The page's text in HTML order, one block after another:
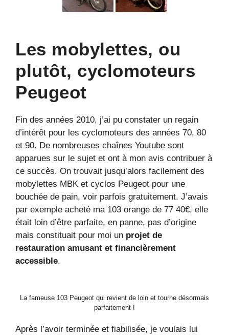
Les mobylettes, ou
plutôt, cyclomoteurs
Peugeot
Fin des années 2010, j’ai pu constater un regain
d’intérêt pour les cyclomoteurs des années 70, 80
et 90. De nombreuses chaînes Youtube sont
apparues sur le sujet et ont à mon avis contribuer à
ce succès. On trouvait jusqu’alors facilement des
mobylettes MBK et cyclos Peugeot pour une
bouchée de pain, voir parfois gratuitement. J’avais
par exemple acheté ma 103 orange de 77 40€, elle
était loin d’être parfaite, en panne, pas d’origine
mais constituait pour moi un projet de
restauration amusant et financièrement
accessible.
La fameuse 103 Peugeot qui revient de loin et tourne désormais
parfaitement !
Après l’avoir terminée et fiabilisée, je voulais lui